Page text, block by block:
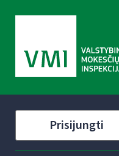
Prisijungti